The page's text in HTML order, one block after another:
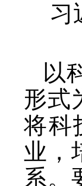
习
以
形式
将科
业，
系。